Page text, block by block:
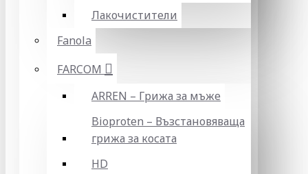
Лакочистители
Fanola
FARCOM
ARREN – Грижа за мъже
Bioproten – Възстановяваща
грижа за косата
HD